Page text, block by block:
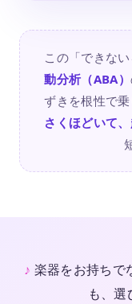
この「できな
動分析（ABA）
ずきを根性で乗
さくほどいて
楽器をお持ちで
も、選